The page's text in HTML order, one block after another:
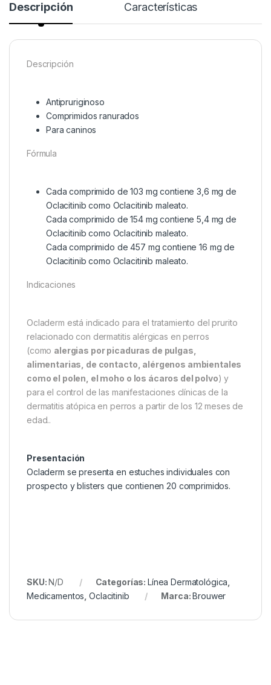
Descripción Características
Descripción
Antipruriginoso
Comprimidos ranurados
Para caninos
Fórmula
Cada comprimido de 103 mg contiene 3,6 mg de
Oclacitinib como Oclacitinib maleato.
Cada comprimido de 154 mg contiene 5,4 mg de
Oclacitinib como Oclacitinib maleato.
Cada comprimido de 457 mg contiene 16 mg de
Oclacitinib como Oclacitinib maleato.
Indicaciones
Ocladerm está indicado para el tratamiento del prurito
relacionado con dermatitis alérgicas en perros
(como alergias por picaduras de pulgas,
alimentarias, de contacto, alérgenos ambientales
como el polen, el moho o los ácaros del polvo) y
para el control de las manifestaciones clínicas de la
dermatitis atópica en perros a partir de los 12 meses de
edad..
Presentación
Ocladerm se presenta en estuches individuales con
prospecto y blisters que contienen 20 comprimidos.
SKU:N/D Categorías: Línea Dermatológica,
Medicamentos,Oclacitinib Marca:Brouwer